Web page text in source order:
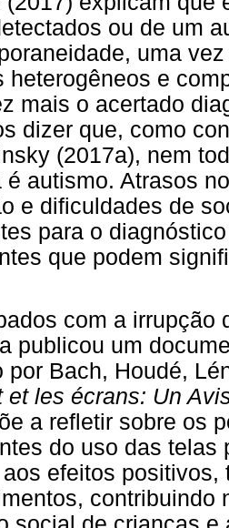
ou de um
uma
heterogêneos e
mais o acertado
dizer que, como
(2017a), nem
é autismo. Atrasos
e dificuldades de
para o
que podem
com a irrupção
publicou um
por Bach, Houdé,
et les écrans: Un
a refletir sobre os
do uso das
efeitos
contribuindo